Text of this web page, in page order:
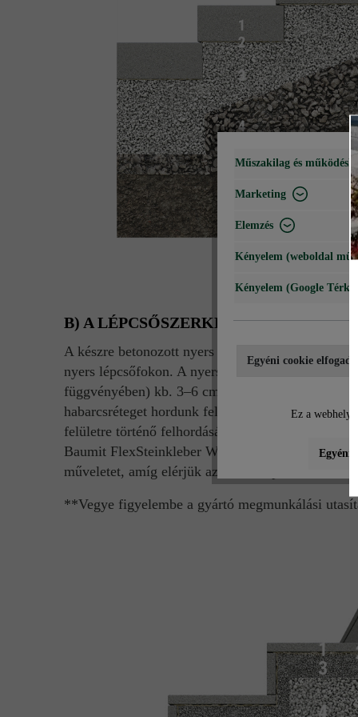
B) A LÉPCSŐSZERKEZET
A készre betonozott nyers lépcsőfokoknál a
nyers lépcsőfokon. A nyers lépcsőfok és a tükör
függvényében) kb. 3–6 cm vastag, fagyálló,
habarcsréteget hordunk fel. A kellő tapadás
felületre történő felhordásával – ügyelni kell az
Baumit FlexSteinkleber Weiss S1**
műveletet, amíg elérjük az utolsó lépcsőfokot. A
**Vegye figyelembe a gyártó megmunkálási
Műszakilag és
Marketing
Elemzés
Kényelem (weboldal
Kényelem (Google
Egyéni cookie
Ez a webhely
Egyéni